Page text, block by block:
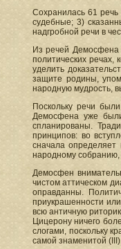
Сохранилась 61
судебные; 3)
надгробной речи в
Из речей Демосфена
политических
уделить
защите родины,
народную мудрость,
Поскольку речи
Демосфена уже
спланированы.
принципов: во
сначала
народному собранию,
Демосфен
чистом аттическом
оправданны.
приукрашенности
всю античную
Цицерону ничего
слогами, поскольку
самой знаменитой